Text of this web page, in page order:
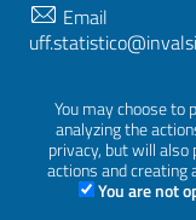
You may choose
analyzing the
privacy, but will
actions and creating
You are not
Email
SEGUICI SU